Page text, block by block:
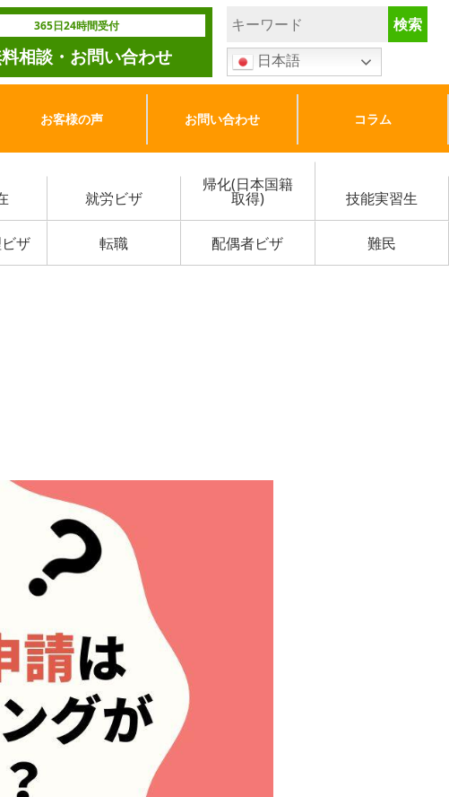
365日24時間受付
相談・お問い合わせ 日本語
お客様の声 お問い合わせ コラム
就労ビザ
帰化(日本国籍
取得) 技能実習生
ザ 転職 配偶者ビザ 難民